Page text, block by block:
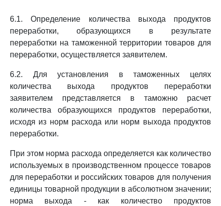
6.1. Определение количества выхода продуктов
переработки, образующихся в результате
переработки на таможенной территории товаров для
переработки, осуществляется заявителем.
6.2. Для установления в таможенных целях
количества выхода продуктов переработки
заявителем представляется в таможню расчет
количества образующихся продуктов переработки,
исходя из норм расхода или норм выхода продуктов
переработки.
При этом норма расхода определяется как количество
используемых в производственном процессе товаров
для переработки и российских товаров для получения
единицы товарной продукции в абсолютном значении;
норма выхода - как количество продуктов